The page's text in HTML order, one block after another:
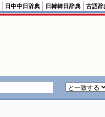
日中中日辞典 日韓韓日辞典 古語辞